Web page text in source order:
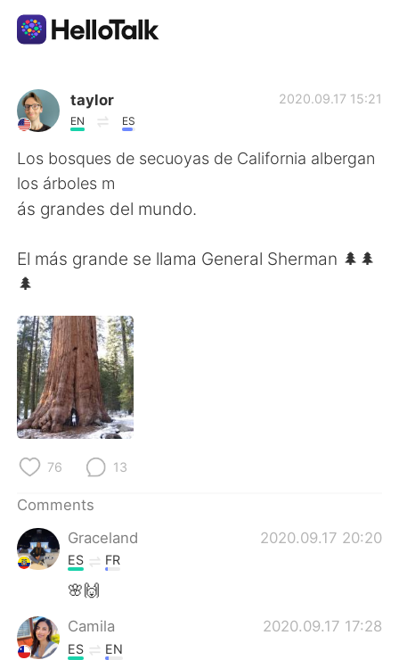
Language Exchange App
AI Grammar Checker
English
简体中文 繁體中文
Español
Français
日本語
Türkçe
Português
taylor
EN ES
2020.09.17 15:21
Los bosques de secuoyas de California albergan
los árboles m
ás grandes del mundo.
El más grande se llama General Sherman 🌲🌲
🌲
76 13
Comments
Graceland
2020.09.17 20:20
ES FR
🌸🙌
Camila 2020.09.17 17:28
ES EN